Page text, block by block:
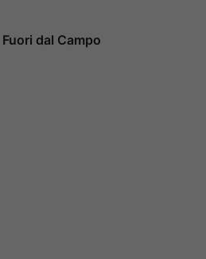
Fuori dal Campo